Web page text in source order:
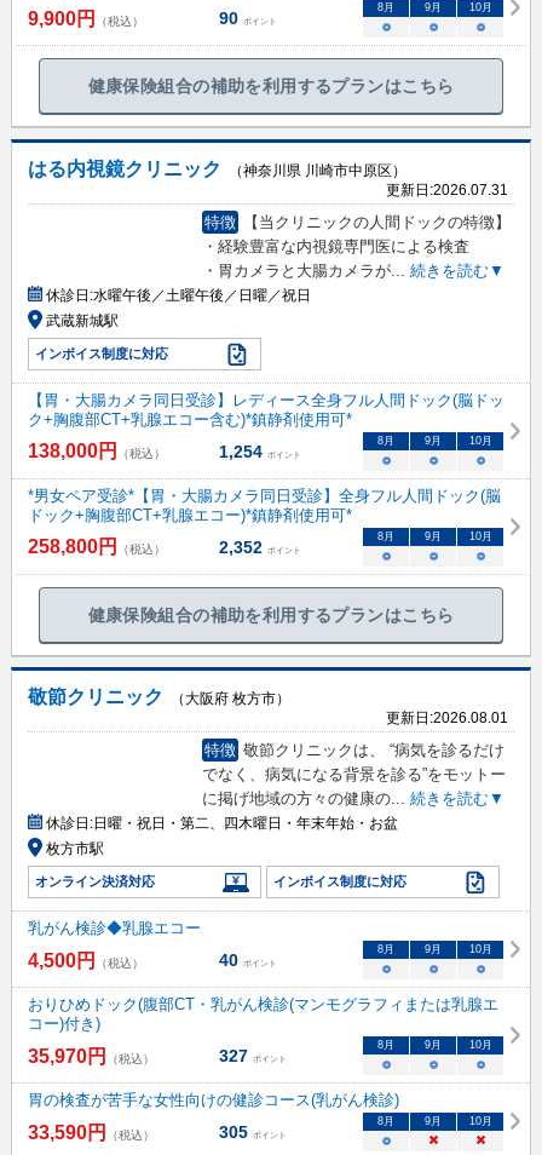
9,900円 （税込） 90 ポイント
8月 9月 10月
○ ○ ○
健康保険組合の補助を利用するプランはこちら
はる内視鏡クリニック
（神奈川県 川崎市中原区）
更新日:2026.07.31
特徴
【当クリニックの人間ドックの特徴】
・経験豊富な内視鏡専門医による検査
・胃カメラと大腸カメラが... 続きを読む▼
休診日:水曜午後／土曜午後／日曜／祝日
武蔵新城駅
インボイス制度に対応
【胃・大腸カメラ同日受診】レディース全身フル人間ドック(脳ドッ
ク+胸腹部CT+乳腺エコー含む)*鎮静剤使用可*
138,000円 （税込） 1,254 ポイント
8 月 9 月 10月
○ ○ ○
*男女ペア受診*【胃・大腸カメラ同日受診】全身フル人間ドック(脳
ドック+胸腹部CT+乳腺エコー)*鎮静剤使用可*
258,800円 （税込） 2,352 ポイント
8 月 9 月 10月
○ ○ ○
健康保険組合の補助を利用するプランはこちら
敬節クリニック
（大阪府 枚方市）
更新日:2026.08.01
特徴 敬節クリニックは、 “病気を診るだけ
でなく、病気になる背景を診る”をモットー
に掲げ地域の方々の健康の... 続きを読む▼
休診日:日曜・祝日・第二、四木曜日・年末年始・お盆
枚方市駅
オンライン決済対応 インボイス制度に対応
乳がん検診◆乳腺エコー
4,500円 （税込） 40 ポイント
8月 9月 10月
○ ○ ○
おりひめドック(腹部CT・乳がん検診(マンモグラフィまたは乳腺エ
コー)付き)
35,970円 （税込） 327 ポイント
8月 9月 10月
○ ○ ○
胃の検査が苦手な女性向けの健診コース(乳がん検診)
33,590円 （税込） 305 ポイント
8月 9月 10月
○ × ×